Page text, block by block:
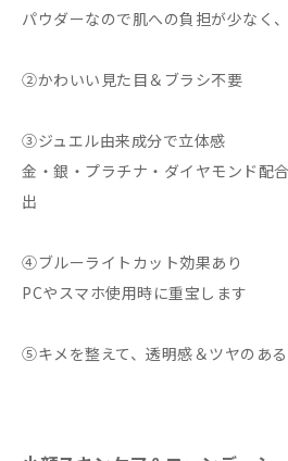
パウダーなので肌への負担が少なく
②かわいい見た目＆ブラシ不要
③ジュエル由来成分で立体感
金・銀・プラチナ・ダイヤモンド配
出
④ブルーライトカット効果あり
PCやスマホ使用時に重宝します
⑤キメを整えて、透明感＆ツヤのあ